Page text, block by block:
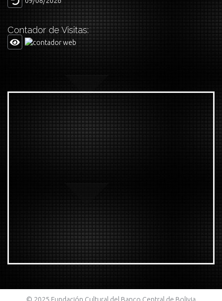
Contador de Visitas:
© 2025 Fundación Cultural del Banco Central de Bolivia